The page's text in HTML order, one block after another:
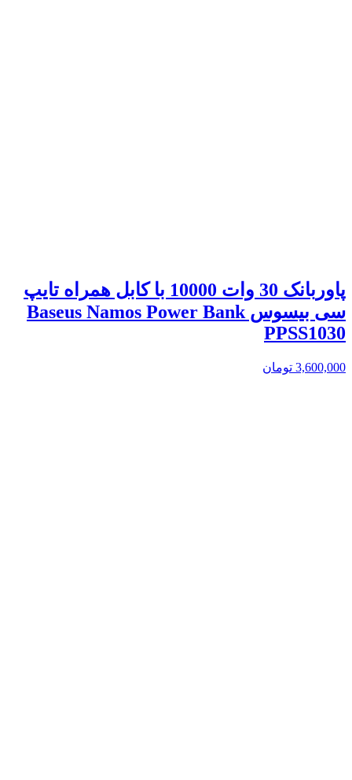
پاوربانک 30 وات 10000 با کابل همراه تایپ
سی بیسوس Baseus Namos Power Bank
PPSS1030
3,600,000 تومان